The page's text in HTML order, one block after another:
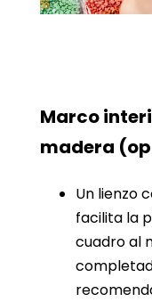
Marco
madera
Un lienzo
facilita la
cuadro al